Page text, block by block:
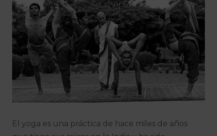
El yoga es una práctica de hace miles de años